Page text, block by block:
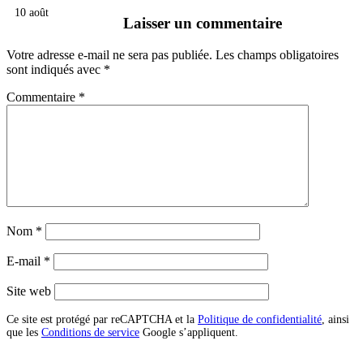
10 août
Laisser un commentaire
Votre adresse e-mail ne sera pas publiée. Les champs obligatoires
sont indiqués avec *
Commentaire *
Nom *
E-mail *
Site web
Ce site est protégé par reCAPTCHA et la Politique de confidentialité, ainsi
que les Conditions de service Google s’appliquent.